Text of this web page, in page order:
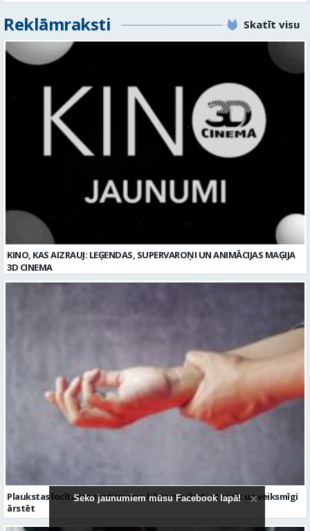
Reklāmraksti Skatīt visu
KINO, KAS AIZRAUJ: LEĢENDAS, SUPERVAROŅI UN ANIMĀCIJAS MAĢIJA
3D CINEMA
Plaukstas locītavas sastiepums: kā to novērst, atpazīt un veiksmīgi
ārstēt
Seko jaunumiem mūsu Facebook lapā!